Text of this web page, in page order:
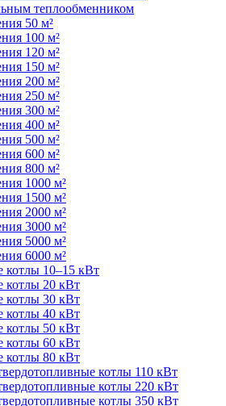
теплообменником
50 м²
100 м²
120 м²
150 м²
200 м²
250 м²
300 м²
400 м²
500 м²
600 м²
800 м²
1000 м²
1500 м²
2000 м²
3000 м²
5000 м²
6000 м²
котлы 10–15 кВт
котлы 20 кВт
котлы 30 кВт
котлы 40 кВт
котлы 50 кВт
котлы 60 кВт
котлы 80 кВт
котлы 110 кВт
котлы 220 кВт
котлы 350 кВт